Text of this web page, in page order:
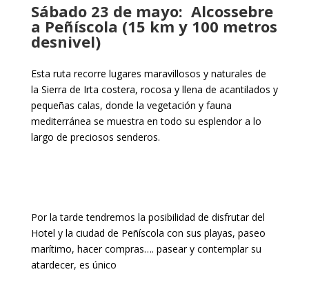
Sábado 23 de mayo: Alcossebre
a Peñíscola (15 km y 100 metros
desnivel)
Esta ruta recorre lugares maravillosos y naturales de
la Sierra de Irta costera, rocosa y llena de acantilados y
pequeñas calas, donde la vegetación y fauna
mediterránea se muestra en todo su esplendor a lo
largo de preciosos senderos.
Por la tarde tendremos la posibilidad de disfrutar del
Hotel y la ciudad de Peñíscola con sus playas, paseo
marítimo, hacer compras…. pasear y contemplar su
atardecer, es único